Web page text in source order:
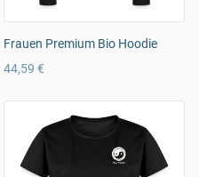
Frauen Premium Bio Hoodie
44,59 €